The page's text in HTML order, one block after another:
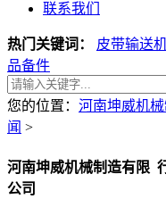
联系我们
热门关键词： 皮带输送
品备件
您的位置： 河南坤威机
闻 >
河南坤威机械制造有限
公司